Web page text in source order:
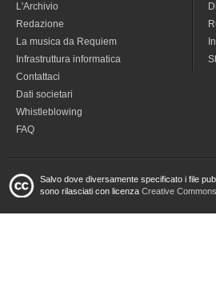
L'Archivio
Redazione
La musica da Requiem
Infrastruttura informatica
Contattaci
Dati societari
Whistleblowing
FAQ
Salvo dove diversamente specificato i file
sono rilasciati con licenza Creative